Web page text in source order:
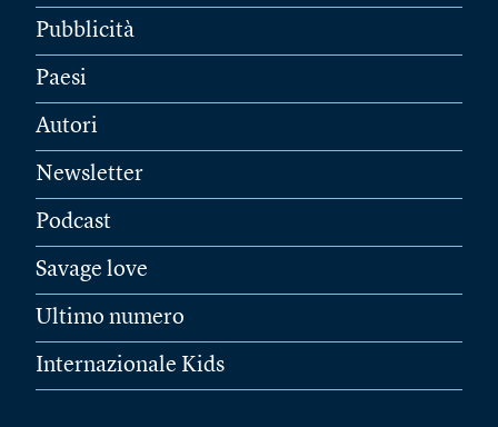
Pubblicità
Paesi
Autori
Newsletter
Podcast
Savage love
Ultimo numero
Internazionale Kids